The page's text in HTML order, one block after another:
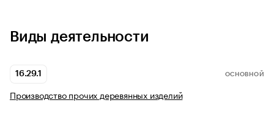
Виды деятельности
16.29.1 ОСНОВНОЙ
Производство прочих деревянных изделий